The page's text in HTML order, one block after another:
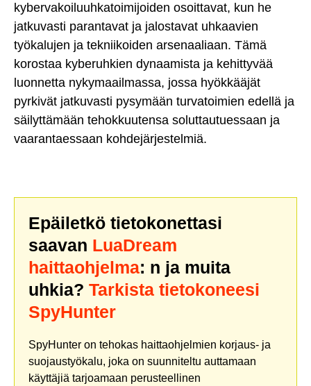
kybervakoiluuhkatoimijoiden osoittavat, kun he
jatkuvasti parantavat ja jalostavat uhkaavien
työkalujen ja tekniikoiden arsenaaliaan. Tämä
korostaa kyberuhkien dynaamista ja kehittyvää
luonnetta nykymaailmassa, jossa hyökkääjät
pyrkivät jatkuvasti pysymään turvatoimien edellä ja
säilyttämään tehokkuutensa soluttautuessaan ja
vaarantaessaan kohdejärjestelmiä.
Epäiletkö tietokonettasi
saavan LuaDream
haittaohjelma: n ja muita
uhkia? Tarkista tietokoneesi
SpyHunter
SpyHunter on tehokas haittaohjelmien korjaus- ja
suojaustyökalu, joka on suunniteltu auttamaan
käyttäjiä tarjoamaan perusteellinen